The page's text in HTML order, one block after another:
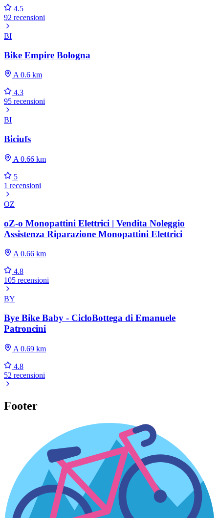
4.5
92 recensioni
BI
Bike Empire Bologna
A 0.6 km
4.3
95 recensioni
BI
Biciufs
A 0.66 km
5
1 recensioni
OZ
oZ-o Monopattini Elettrici | Vendita Noleggio
Assistenza Riparazione Monopattini Elettrici
A 0.66 km
4.8
105 recensioni
BY
Bye Bike Baby - CicloBottega di Emanuele
Patroncini
A 0.69 km
4.8
52 recensioni
Footer